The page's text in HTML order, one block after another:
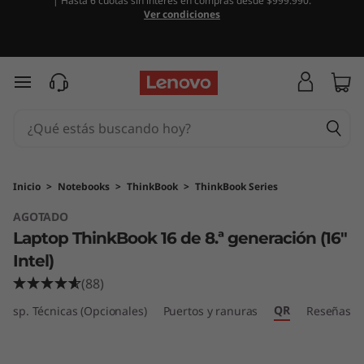
h
B
o
o
k
Ver condiciones
Ir al contenido principal
Inicio > Notebooks > ThinkBook > ThinkBook Series
AGOTADO
Laptop ThinkBook 16 de 8.ª generación (16″
Intel)
(88)
Esp. Técnicas (Opcionales) Puertos y ranuras QR Reseñas